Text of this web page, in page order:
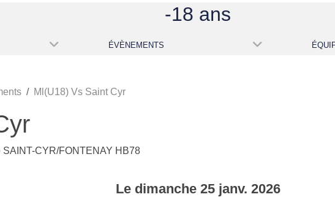
-18 ans
ÉVÈNEMENTS
Ml(U18) Vs Saint Cyr
SAINT-CYR/FONTENAY HB78
Le dimanche 25 janv. 2026